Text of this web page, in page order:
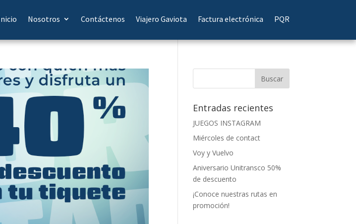
Nosotros Contáctenos Viajero Gaviota Factura electrónica PQR
Entradas recientes
JUEGOS INSTAGRAM
Miércoles de contact
Voy y Vuelvo
Aniversario Unitransco 50%
de descuento
¡Conoce nuestras rutas en
promoción!